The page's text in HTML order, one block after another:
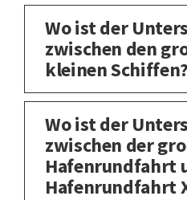
Wo ist der
zwischen den
kleinen Schiffen?
Wo ist der
zwischen der
Hafenrundfahrt
Hafenrundfahrt